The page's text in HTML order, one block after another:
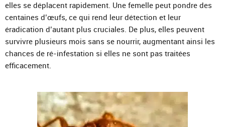
elles se déplacent rapidement. Une femelle peut pondre des
centaines d’œufs, ce qui rend leur détection et leur
éradication d’autant plus cruciales. De plus, elles peuvent
survivre plusieurs mois sans se nourrir, augmentant ainsi les
chances de ré-infestation si elles ne sont pas traitées
efficacement.